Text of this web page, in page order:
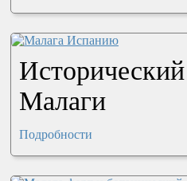
Малаги
Подробности